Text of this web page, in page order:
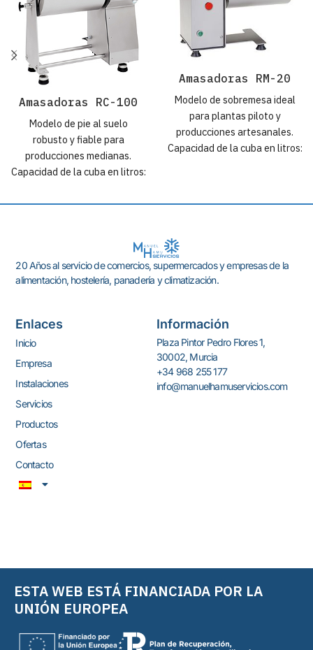
Amasadoras RC-100
Modelo de pie al suelo
robusto y fiable para
producciones medianas.
Capacidad de la cuba en litros:
Kg: ± 65 Kg. Transmisión:
de 1,75 HP / 1,29 kW (230-
400V 50Hz / 220V 60Hz)
Monofásicos de 1,75 HP /
220V 60Hz) Dimensiones
base: 82 x 47 cm
Construcción: Totalmente en
acero inoxidable 18/10.
OPCIONES
desplazamiento.
Amasadoras RM-20
Modelo de sobremesa ideal
para plantas piloto y
producciones artesanales.
Capacidad de la cuba en litros:
400V 50Hz / 220V 60Hz)
Monofásicos de 0,33 HP /
0,24 kW (230V 50Hz / 110-
Construcción: Totalmente en
acero inoxidable 18/10.
20 Años al servicio de comercios, supermercados y empresas de la
alimentación, hostelería, panadería y climatización.
Enlaces
Inicio
Empresa
Instalaciones
Servicios
Productos
Ofertas
Contacto
Información
Plaza Pintor Pedro Flores 1,
30002, Murcia
+34 968 255 177
info@manuelhamuservicios.com
ESTA WEB ESTÁ FINANCIADA POR LA
UNIÓN EUROPEA